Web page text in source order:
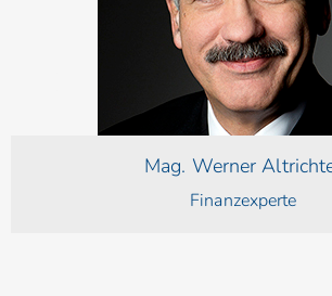
Mag. Werner
Finanzexperte